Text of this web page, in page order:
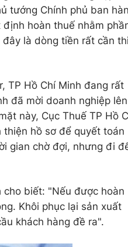
tướng Chính phủ ban
hoàn thuế nhằm
là dòng tiền rất cần
TP Hồ Chí Minh đang rất
đã mời doanh nghiệp lên
này, Cục Thuế TP Hồ
thiện hồ sơ để quyết toán
gian chờ đợi, nhưng đi
cho biết: "Nếu được hoàn
Khôi phục lại sản xuất
khách hàng đề ra".